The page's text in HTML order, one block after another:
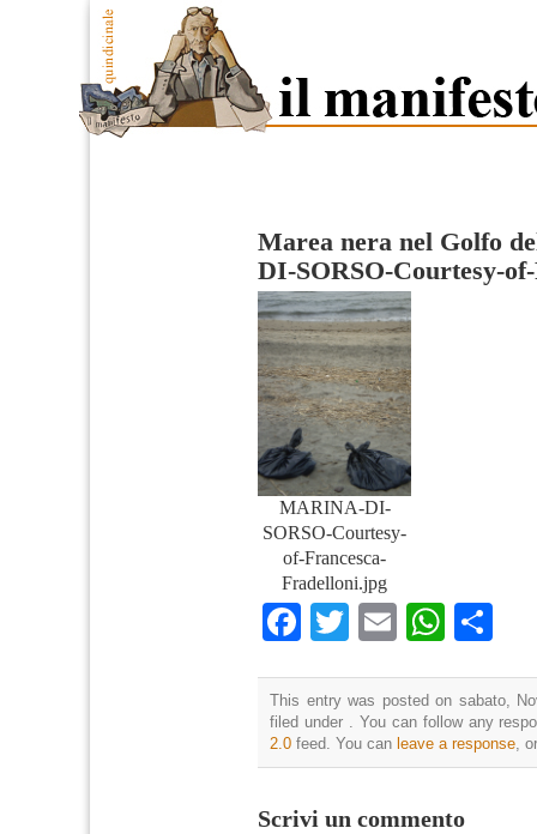
Marea nera nel Golfo
DI-SORSO-Courtesy-
MARINA-DI-
SORSO-Courtesy-
of-Francesca-
Fradelloni.jpg
Facebook
TwitterEmail
This entry was posted on sabato,
filed under . You can follow any
2.0 feed. You can leave a response ,
Scrivi un commento